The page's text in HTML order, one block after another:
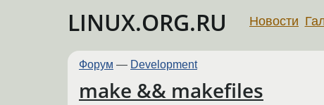
LINUX.ORG.RU Новости
Форум — Development
make && makefiles